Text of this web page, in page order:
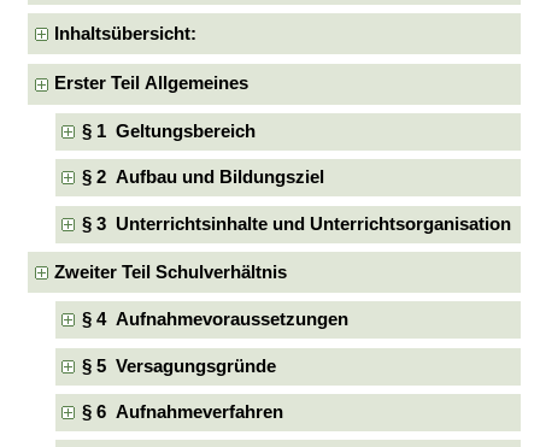
Inhaltsübersicht:
Erster Teil Allgemeines
§ 1 Geltungsbereich
§ 2 Aufbau und Bildungsziel
§ 3 Unterrichtsinhalte und Unterrichtsorganisation
Zweiter Teil Schulverhältnis
§ 4 Aufnahmevoraussetzungen
§ 5 Versagungsgründe
§ 6 Aufnahmeverfahren